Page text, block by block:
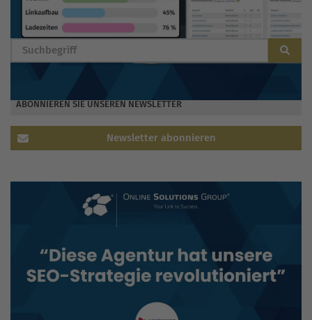
BLOG DURCHSUCHEN
ABONNIEREN SIE UNSEREN NEWSLETTER
Newsletter abonnieren